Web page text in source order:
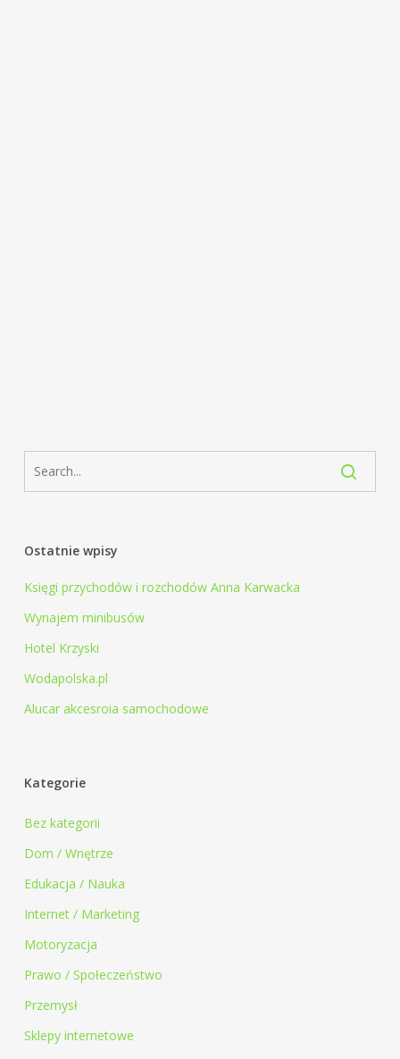
Ostatnie wpisy
Księgi przychodów i rozchodów Anna Karwacka
Wynajem minibusów
Hotel Krzyski
Wodapolska.pl
Alucar akcesroia samochodowe
Kategorie
Bez kategorii
Dom / Wnętrze
Edukacja / Nauka
Internet / Marketing
Motoryzacja
Prawo / Społeczeństwo
Przemysł
Sklepy internetowe